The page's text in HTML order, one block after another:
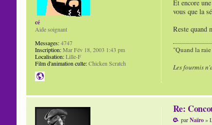
Et encore
vous que la
Reste quand
"Quand la
Les fourmis
cé
Aide soignant
Messages:4747
Inscription:Mar Fév 18, 2003 1:43 pm
Localisation:Lille-F
Film d'animation culte:Chicken Scratch
Re:
parNaïro»